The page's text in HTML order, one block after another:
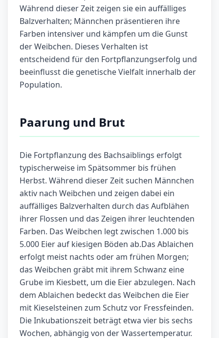
Während dieser Zeit zeigen sie ein auffälliges
Balzverhalten; Männchen präsentieren ihre
Farben intensiver und kämpfen um die Gunst
der Weibchen. Dieses Verhalten ist
entscheidend für den Fortpflanzungserfolg und
beeinflusst die genetische Vielfalt innerhalb der
Population.
Paarung und Brut
Die Fortpflanzung des Bachsaiblings erfolgt
typischerweise im Spätsommer bis frühen
Herbst. Während dieser Zeit suchen Männchen
aktiv nach Weibchen und zeigen dabei ein
auffälliges Balzverhalten durch das Aufblähen
ihrer Flossen und das Zeigen ihrer leuchtenden
Farben. Das Weibchen legt zwischen 1.000 bis
5.000 Eier auf kiesigen Böden ab.Das Ablaichen
erfolgt meist nachts oder am frühen Morgen;
das Weibchen gräbt mit ihrem Schwanz eine
Grube im Kiesbett, um die Eier abzulegen. Nach
dem Ablaichen bedeckt das Weibchen die Eier
mit Kieselsteinen zum Schutz vor Fressfeinden.
Die Inkubationszeit beträgt etwa vier bis sechs
Wochen, abhängig von der Wassertemperatur.